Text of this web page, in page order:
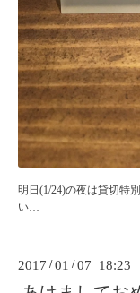
明日(1/24)の夜は貸切特
い…
2017 /01 /07 18:23